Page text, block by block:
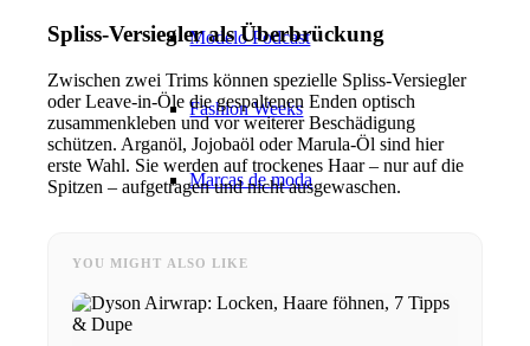
Modelo Podcast
Fashion Weeks
Marcas de moda
Spliss-Versiegler als Überbrückung
Zwischen zwei Trims können spezielle Spliss-Versiegler
oder Leave-in-Öle die gespaltenen Enden optisch
zusammenkleben und vor weiterer Beschädigung
schützen. Arganöl, Jojobaöl oder Marula-Öl sind hier
erste Wahl. Sie werden auf trockenes Haar – nur auf die
Spitzen – aufgetragen und nicht ausgewaschen.
YOU MIGHT ALSO LIKE